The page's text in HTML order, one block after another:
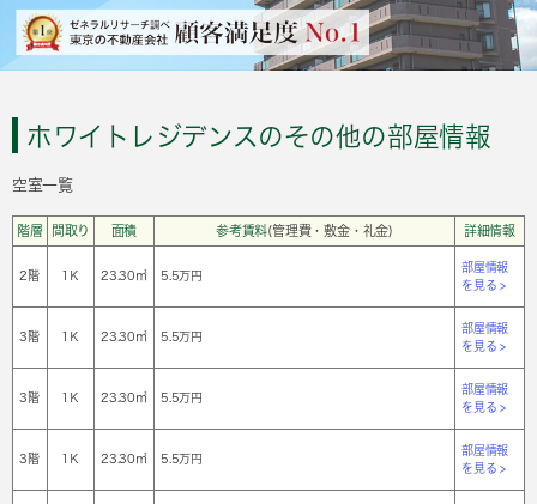
ホワイトレジデンスのその他の部屋情報
空室一覧
階層 間取り 面積 参考賃料(管理費・敷金・礼金) 詳細情報
2階 1Ｋ 23.30㎡ 5.5万円
部屋情報
を見る >
3階 1Ｋ 23.30㎡ 5.5万円
部屋情報
を見る >
3階 1Ｋ 23.30㎡ 5.5万円
部屋情報
を見る >
3階 1Ｋ 23.30㎡ 5.5万円
部屋情報
を見る >